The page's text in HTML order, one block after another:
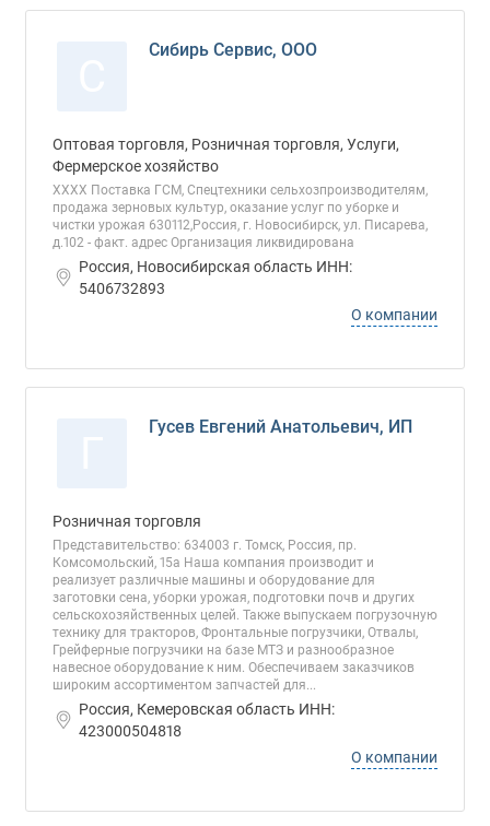
Сибирь Сервис, ООО
Оптовая торговля, Розничная торговля, Услуги,
Фермерское хозяйство
ХХХХ Поставка ГСМ, Спецтехники сельхозпроизводителям,
продажа зерновых культур, оказание услуг по уборке и
чистки урожая 630112,Россия, г. Новосибирск, ул. Писарева,
д.102 - факт. адрес Организация ликвидирована
Россия, Новосибирская область ИНН:
5406732893
О компании
Гусев Евгений Анатольевич, ИП
Розничная торговля
Представительство: 634003 г. Томск, Россия, пр.
Комсомольский, 15а Наша компания производит и
реализует различные машины и оборудование для
заготовки сена, уборки урожая, подготовки почв и других
сельскохозяйственных целей. Также выпускаем погрузочную
технику для тракторов, Фронтальные погрузчики, Отвалы,
Грейферные погрузчики на базе МТЗ и разнообразное
навесное оборудование к ним. Обеспечиваем заказчиков
широким ассортиментом запчастей для...
Россия, Кемеровская область ИНН:
423000504818
О компании